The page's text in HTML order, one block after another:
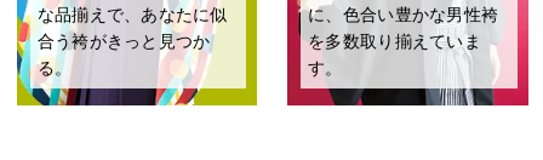
な品揃えで、あなたに似
合う袴がきっと見つか
る。
に、⾊合い豊かな男性袴
を多数取り揃えていま
す。